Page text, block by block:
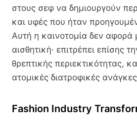
στους σεφ να δημιουργούν
και υφές που ήταν
Αυτή η καινοτομία δεν αφορά
αισθητική· επιτρέπει επίσης
θρεπτικής περιεκτικότητας,
ατομικές διατροφικές
Fashion Industry